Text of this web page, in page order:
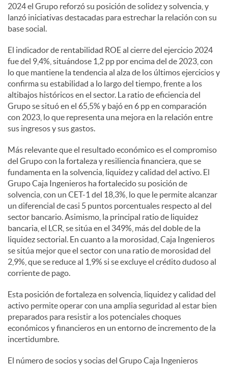
2024 el Grupo reforzó su posición de solidez y solvencia, y
lanzó iniciativas destacadas para estrechar la relación con su
base social.
El indicador de rentabilidad ROE al cierre del ejercicio 2024
fue del 9,4%, situándose 1,2 pp por encima del de 2023, con
lo que mantiene la tendencia al alza de los últimos ejercicios y
confirma su estabilidad a lo largo del tiempo, frente a los
altibajos históricos en el sector. La ratio de eficiencia del
Grupo se situó en el 65,5% y bajó en 6 pp en comparación
con 2023, lo que representa una mejora en la relación entre
sus ingresos y sus gastos.
Más relevante que el resultado económico es el compromiso
del Grupo con la fortaleza y resiliencia financiera, que se
fundamenta en la solvencia, liquidez y calidad del activo. El
Grupo Caja Ingenieros ha fortalecido su posición de
solvencia, con un CET-1 del 18,3%, lo que le permite alcanzar
un diferencial de casi 5 puntos porcentuales respecto al del
sector bancario. Asimismo, la principal ratio de liquidez
bancaria, el LCR, se sitúa en el 349%, más del doble de la
liquidez sectorial. En cuanto a la morosidad, Caja Ingenieros
se sitúa mejor que el sector con una ratio de morosidad del
2,9%, que se reduce al 1,9% si se excluye el crédito dudoso al
corriente de pago.
Esta posición de fortaleza en solvencia, liquidez y calidad del
activo permite operar con una amplia seguridad al estar bien
preparados para resistir a los potenciales choques
económicos y financieros en un entorno de incremento de la
incertidumbre.
El número de socios y socias del Grupo Caja Ingenieros